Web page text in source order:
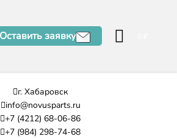
Оставить заявку
г. Хабаровск
info@novusparts.ru
+7 (4212) 68-06-86
+7 (984) 298-74-68